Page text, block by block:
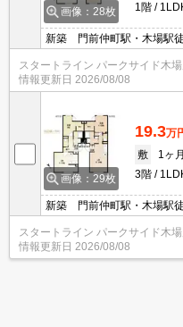
画像：28枚
1階
新築 門前仲町駅・木場駅
スタートライン パークサイド木場
情報更新日 2026/08/08
画像：29枚
19.3万
敷
1ヶ月
3階
新築 門前仲町駅・木場駅
スタートライン パークサイド木場
情報更新日 2026/08/08